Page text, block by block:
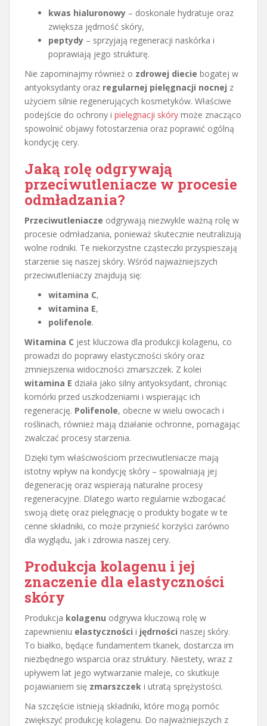
kwas hialuronowy – doskonale hydratuje oraz
zwiększa jędrność skóry,
peptydy – sprzyjają regeneracji naskórka i
poprawiają jego strukturę.
Nie zapominajmy również o zdrowej diecie bogatej w
antyoksydanty oraz regularnej pielęgnacji nocnej z
użyciem silnie regenerujących kosmetyków. Właściwe
podejście do ochrony i pielęgnacji skóry może znacząco
spowolnić objawy fotostarzenia oraz poprawić ogólną
kondycję cery.
Jaką rolę odgrywają
przeciwutleniacze w procesie
odmładzania?
Przeciwutleniacze odgrywają niezwykle ważną rolę w
procesie odmładzania, ponieważ skutecznie neutralizują
wolne rodniki. Te niekorzystne cząsteczki przyspieszają
starzenie się naszej skóry. Wśród najważniejszych
przeciwutleniaczy znajdują się:
witamina C,
witamina E,
polifenole.
Witamina C jest kluczowa dla produkcji kolagenu, co
prowadzi do poprawy elastyczności skóry oraz
zmniejszenia widoczności zmarszczek. Z kolei
witamina E działa jako silny antyoksydant, chroniąc
komórki przed uszkodzeniami i wspierając ich
regenerację. Polifenole, obecne w wielu owocach i
roślinach, również mają działanie ochronne, pomagając
zwalczać procesy starzenia.
Dzięki tym właściwościom przeciwutleniacze mają
istotny wpływ na kondycję skóry – spowalniają jej
degenerację oraz wspierają naturalne procesy
regeneracyjne. Dlatego warto regularnie wzbogacać
swoją dietę oraz pielęgnację o produkty bogate w te
cenne składniki, co może przynieść korzyści zarówno
dla wyglądu, jak i zdrowia naszej cery.
Produkcja kolagenu i jej
znaczenie dla elastyczności
skóry
Produkcja kolagenu odgrywa kluczową rolę w
zapewnieniu elastyczności i jędrności naszej skóry.
To białko, będące fundamentem tkanek, dostarcza im
niezbędnego wsparcia oraz struktury. Niestety, wraz z
upływem lat jego wytwarzanie maleje, co skutkuje
pojawianiem się zmarszczek i utratą sprężystości.
Na szczęście istnieją składniki, które mogą pomóc
zwiększyć produkcję kolagenu. Do najważniejszych z